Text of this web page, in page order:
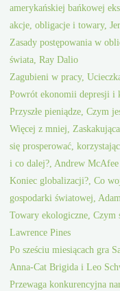
amerykańskiej bańkowej
akcje, obligacje i towary,
Zasady postępowania w
świata, Ray Dalio
Zagubieni w pracy,
Powrót ekonomii depresji i
Przyszłe pieniądze, Czym
Więcej z mniej,
się prosperować,
i co dalej?, Andrew McAfee
Koniec globalizacji?, Co
gospodarki światowej,
Towary ekologiczne, Czym
Lawrence Pines
Po sześciu miesiącach gra
Anna-Cat Brigida i Leo
Przewaga konkurencyjna